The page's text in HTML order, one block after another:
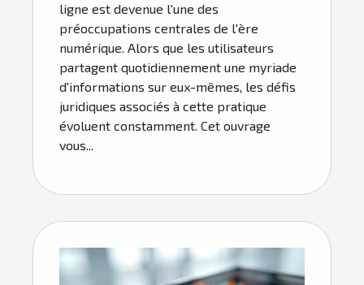
ligne est devenue l'une des
préoccupations centrales de l'ère
numérique. Alors que les utilisateurs
partagent quotidiennement une myriade
d'informations sur eux-mêmes, les défis
juridiques associés à cette pratique
évoluent constamment. Cet ouvrage
vous...